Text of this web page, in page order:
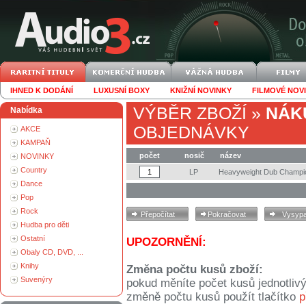
IHNED K DODÁNÍ LUXUSNÍ BOXY KNIŽNÍ NOVINKY FILMOVÉ
Nabídka
AKCE
KAMPAŇ
NOVINKY
Country
Dance
Pop
Rock
Hudba pro děti
Ostatní
Obaly CD, DVD, ...
Knihy
Suvenýry
VÝBĚR ZBOŽÍ »
OBJEDNÁVKY
počet nosič
název
LP
Heavyweight Dub
UPOZORNĚNÍ:
Změna počtu kusů zboží:
pokud měníte počet kusů
změně počtu kusů použít tlačítko